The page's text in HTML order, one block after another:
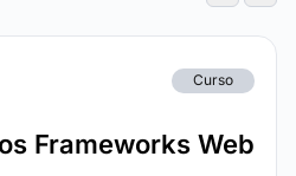
Curso
Frameworks Web